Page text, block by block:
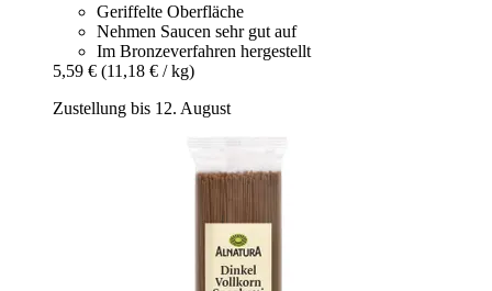
Geriffelte Oberfläche
Nehmen Saucen sehr gut auf
Im Bronzeverfahren hergestellt
5,59 € (11,18 € / kg)
Zustellung bis 12. August